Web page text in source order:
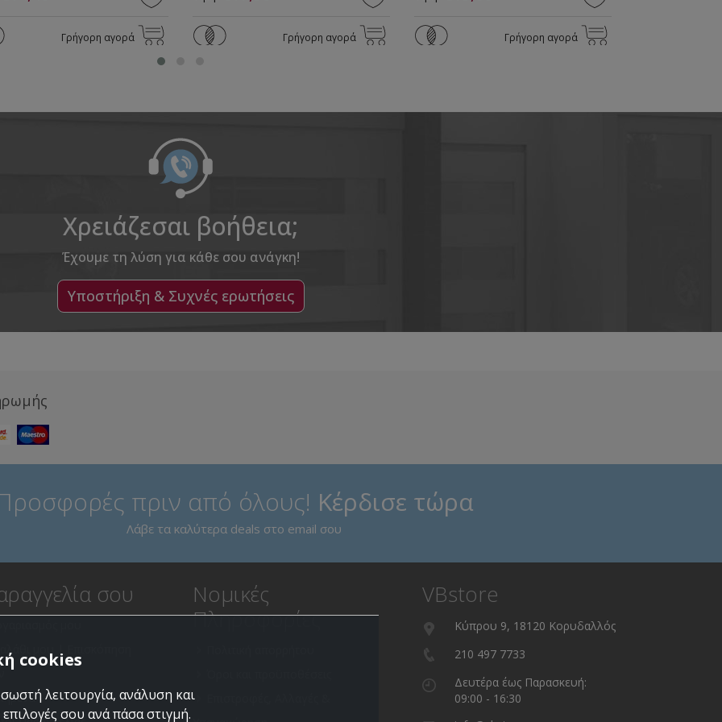
Γρήγορη αγορά Γρήγορη αγορά Γρήγορη αγορά
Χρειάζεσαι βοήθεια;
Έχουμε τη λύση για κάθε σου ανάγκη!
Υποστήριξη & Συχνές ερωτήσεις
πριν από όλους! Κέρδισε τώρα
Λάβε τα καλύτερα deals στο email σου
σου
μου | Επισκόπηση
Νομικές
Πληροφορίες
VBstore
Κύπρου 9, 18120 Κορυδαλλός
210 497 7733
Δευτέρα έως Παρασκευή:
09:00 - 16:30
cookies
λειτουργία, ανάλυση και
σου ανά πάσα στιγμή.